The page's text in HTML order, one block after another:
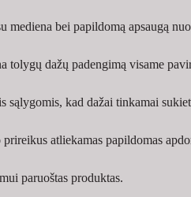
mediena bei papildomą apsaugą
dažų padengimą visame
sąlygomis, kad dažai tinkamai
atliekamas papildomas
paruoštas produktas.